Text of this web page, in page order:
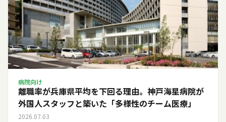
病院向け
離職率が兵庫県平均を下回る理由。神戸海星病院が
外国人スタッフと築いた「多様性のチーム医療」
2026.07.03